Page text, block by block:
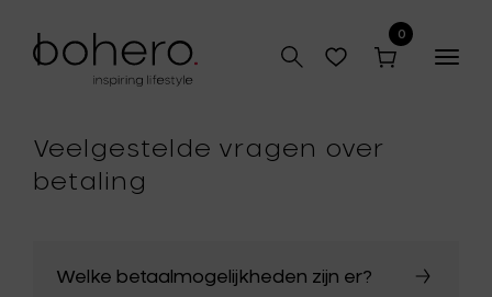
0
Veelgestelde vragen over
betaling
Welke betaalmogelijkheden zijn er?